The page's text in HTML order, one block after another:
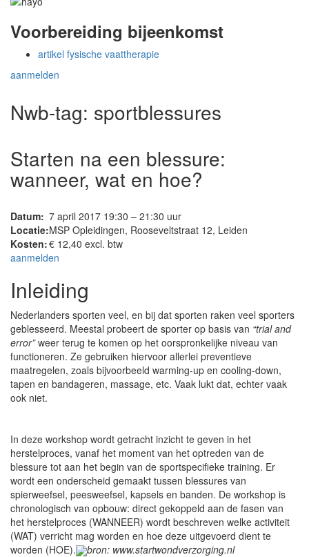
Voorbereiding bijeenkomst
artikel fysische vaattherapie
aanmelden
Nwb-tag: sportblessures
Starten na een blessure:
wanneer, wat en hoe?
Datum: 7 april 2017 19:30 – 21:30 uur
Locatie:MSP Opleidingen, Rooseveltstraat 12, Leiden
Kosten:€ 12,40 excl. btw
aanmelden
Inleiding
Nederlanders sporten veel, en bij dat sporten raken veel sporters
geblesseerd. Meestal probeert de sporter op basis van “trial and
error”weer terug te komen op het oorspronkelijke niveau van
functioneren. Ze gebruiken hiervoor allerlei preventieve
maatregelen, zoals bijvoorbeeld warming-up en cooling-down,
tapen en bandageren, massage, etc. Vaak lukt dat, echter vaak
ook niet.
In deze workshop wordt getracht inzicht te geven in het
herstelproces, vanaf het moment van het optreden van de
blessure tot aan het begin van de sportspecifieke training. Er
wordt een onderscheid gemaakt tussen blessures van
spierweefsel, peesweefsel, kapsels en banden. De workshop is
chronologisch van opbouw: direct gekoppeld aan de fasen van
het herstelproces (WANNEER) wordt beschreven welke activiteit
(WAT) verricht mag worden en hoe deze uitgevoerd dient te
worden (HOE).
bron: www.startwondverzorging.nl